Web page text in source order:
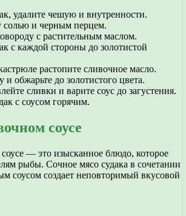
удалите чешую и внутренности.
солью и черным перцем.
с растительным маслом.
с каждой стороны до золотистой
растопите сливочное масло.
и обжарьте до золотистого цвета.
сливки и варите соус до загустения.
с соусом горячим.
соусе
— это изысканное блюдо, которое
рыбы. Сочное мясо судака в сочетании
соусом создает неповторимый вкусовой